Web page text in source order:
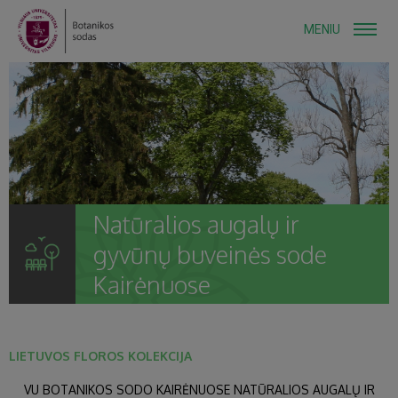
MENIU
Natūralios augalų ir
gyvūnų buveinės sode
Kairėnuose
LIETUVOS FLOROS KOLEKCIJA
VU BOTANIKOS SODO KAIRĖNUOSE NATŪRALIOS AUGALŲ IR